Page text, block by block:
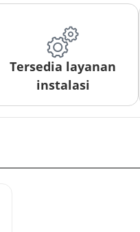
Tersedia layanan
instalasi